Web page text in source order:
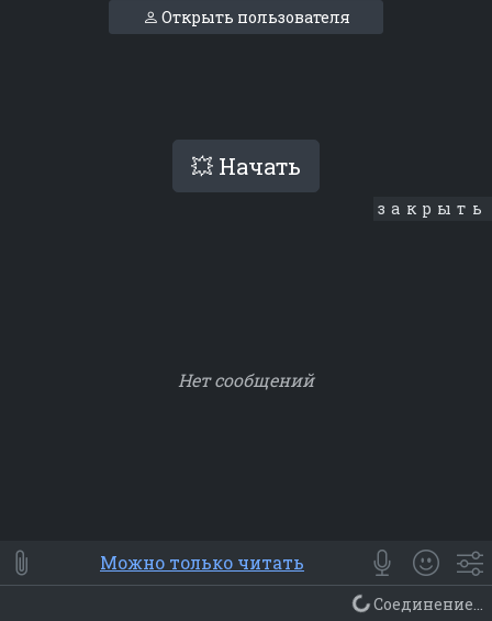
Открыть пользователя
💥 Начать
закрыть
Нет сообщений
⭐ Мои Smile
😀 Emoji
Смайлики
Люди Животные Еда Объекты
Можно только читать
Соединение...